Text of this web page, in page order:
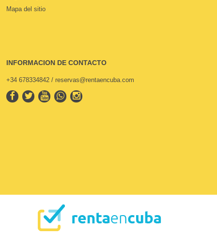
Mapa del sitio
INFORMACION DE CONTACTO
+34 678334842 / reservas@rentaencuba.com